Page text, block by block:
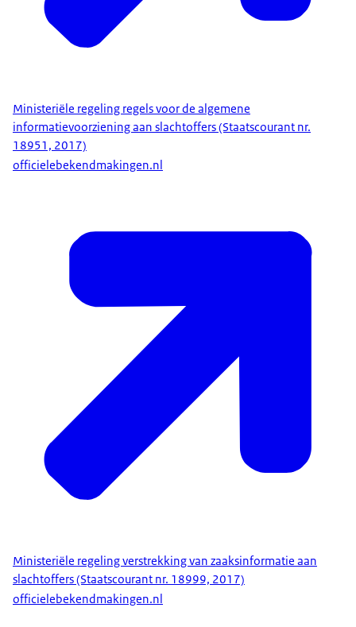
Ministeriële regeling regels voor de algemene
informatievoorziening aan slachtoffers (Staatscourant nr.
18951, 2017)
officielebekendmakingen.nl
Ministeriële regeling verstrekking van zaaksinformatie aan
slachtoffers (Staatscourant nr. 18999, 2017)
officielebekendmakingen.nl